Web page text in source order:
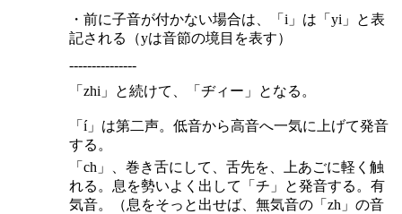
・前に子音が付かない場合は、「i」は「yi」と表
記される（yは音節の境目を表す）
---------------
「zhi」と続けて、「ヂィー」となる。
「í」は第二声。低音から高音へ一気に上げて発音
する。
「ch」、巻き舌にして、舌先を、上あごに軽く触
れる。息を勢いよく出して「チ」と発音する。有
気音。（息をそっと出せば、無気音の「zh」の音